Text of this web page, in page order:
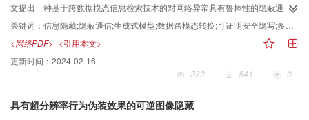
行分析，基于测试集生成的2 000幅对抗图像的平均峰值信噪比（peak signal-
to-noise ratio，PSNR）可达到39.925 1 dB，实验结果表明本文提出的隐写网
较优秀的性能，且生成的对抗图像具有很高的视觉质量。
文提出一种基于跨数据模态信息检索技术的对网络异常具有鲁棒性的隐蔽通信
方法，同时可以满足高隐蔽性和高安全性的要求。方法提出了一个名为
RoCC（robust covert communication）的通用隐蔽通信框架，它基于跨模态信
息检索和可证明安全的隐写技术。所提方法将直接通信和间接通信两种形式相
结合。直接通信通过VoIP（voice over internet protocol）网络通话服务进行，
传递实时生成的音频流数据，接收方可以通过语音识别将其还原为文本；而间
度匹配的方式来还原完整语义的载密文本数据，这有助于解决网络数据包丢失
关键词： 信息隐藏;隐蔽通信;生成式模型;数据跨模态转换;可证明安全隐写;多媒体信息检索;相似度分析
<网络PDF> <引用本文>
更新时间： 2024-02-16
232
| 841 | 0
具有超分辨率行为伪装效果的可逆图像隐藏